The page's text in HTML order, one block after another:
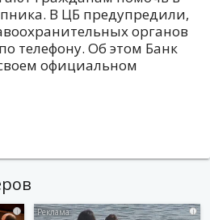
В ЦБ предупредили,
органов
телефону. Об этом Банк
официальном
i i